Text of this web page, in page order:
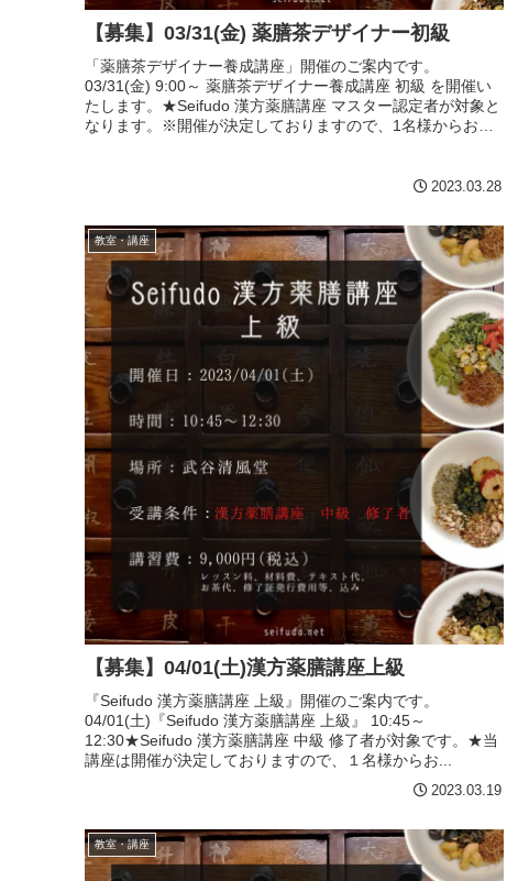
【募集】03/31(金) 薬膳茶デザイナー初級
「薬膳茶デザイナー養成講座」開催のご案内です。
03/31(金) 9:00～ 薬膳茶デザイナー養成講座 初級 を開催い
たします。★Seifudo 漢方薬膳講座 マスター認定者が対象と
なります。※開催が決定しておりますので、1名様からお気
2023.03.28
教室・講座
【募集】04/01(土)漢方薬膳講座上級
『Seifudo 漢方薬膳講座 上級』開催のご案内です。
04/01(土)『Seifudo 漢方薬膳講座 上級』 10:45～
12:30★Seifudo 漢方薬膳講座 中級 修了者が対象です。★当
講座は開催が決定しておりますので、１名様からお...
2023.03.19
教室・講座